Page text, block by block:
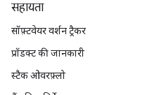
सहायता
सॉफ़्टवेयर वर्शन ट्रैकर
प्रॉडक्ट की जानकारी
स्टैक ओवरफ़्लो